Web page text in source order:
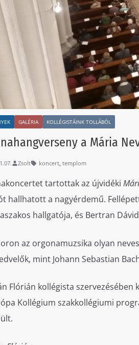
GALÉRIA KOLLÉGISTÁINK TOLLÁBÓL
a Mária
Zsolt koncert, templom
tartottak az újvidéki
hallhatott a nagyérdemű.
hallgatója, és Bertran
az orgonamuzsika olyan
mint Johann Sebastian
Flórián kollégista
Kollégium szakkollégiumi